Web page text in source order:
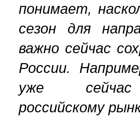
понимает,
сезон для
важно сейчас
России.
уже сейчас
российскому